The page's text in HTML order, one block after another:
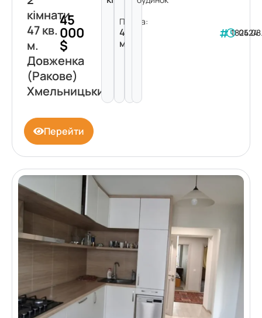
кімнати
47 кв.
м.
Довженка
(Ракове)
Хмельницький
45
000
$
Площа:
47
м²
182424
Перейти